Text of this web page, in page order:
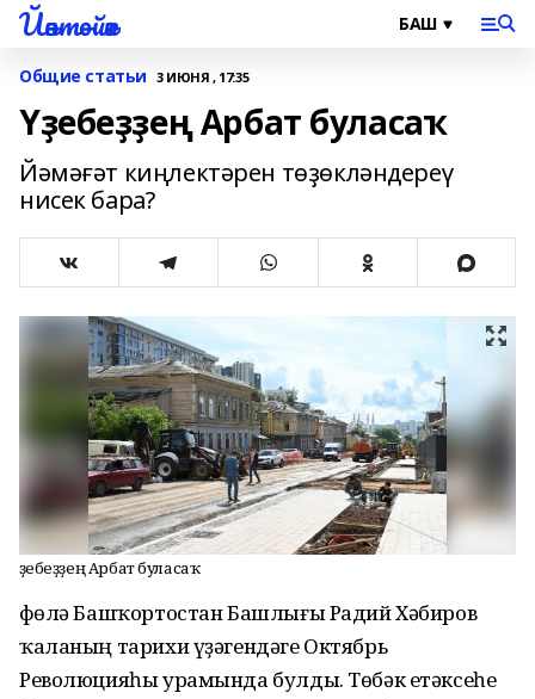
Йәнтөйәк
Общие статьи 3 ИЮНЯ , 17:35
Үҙебеҙҙең Арбат буласаҡ
Йәмәғәт киңлектәрен төҙөкләндереү
нисек бара?
Үҙебеҙҙең Арбат буласаҡ
Өфөлә Башҡортостан Башлығы Радий Хәбиров
ҡаланың тарихи үҙәгендәге Октябрь
Революцияһы урамында булды. Төбәк етәксеһе